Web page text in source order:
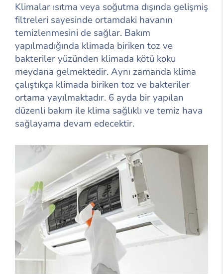
Klimalar ısıtma veya soğutma dışında gelişmiş
filtreleri sayesinde ortamdaki havanın
temizlenmesini de sağlar. Bakım
yapılmadığında klimada biriken toz ve
bakteriler yüzünden klimada kötü koku
meydana gelmektedir. Aynı zamanda klima
çalıştıkça klimada biriken toz ve bakteriler
ortama yayılmaktadır. 6 ayda bir yapılan
düzenli bakım ile klima sağlıklı ve temiz hava
sağlayama devam edecektir.